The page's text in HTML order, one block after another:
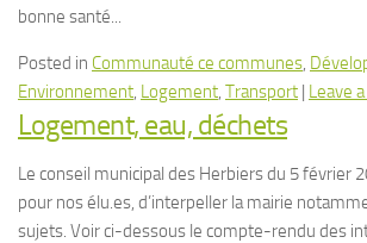
bonne santé...
Posted in Communauté ce communes,
Environnement, Logement, Transport | Leave
Logement, eau, déchets
Le conseil municipal des Herbiers du 5 février
pour nos élu.es, d’interpeller la mairie
sujets. Voir ci-dessous le compte-rendu des